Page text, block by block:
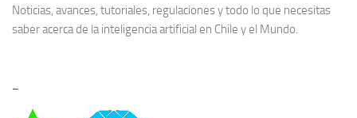
Noticias, avances, tutoriales, regulaciones y todo lo que necesitas
saber acerca de lainteligencia artificial en Chile y el Mundo.
–